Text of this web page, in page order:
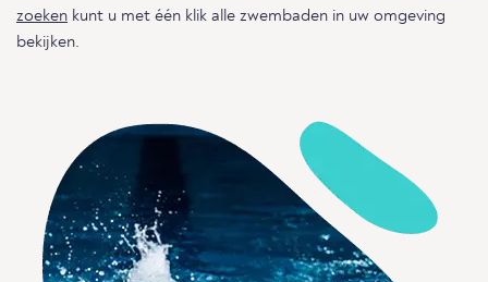
zoeken kunt u met één klik alle zwembaden in uw omgeving
bekijken.